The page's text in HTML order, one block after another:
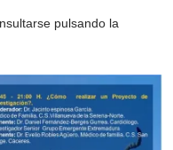
pulsando la